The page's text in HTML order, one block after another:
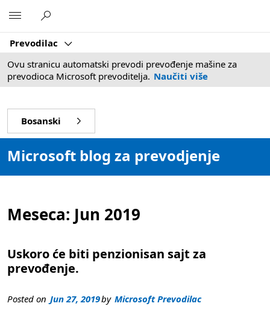
Prevodilac
Ovu stranicu automatski prevodi prevođenje mašine za
prevodioca Microsoft prevoditelja. Naučiti više
Bosanski
Microsoft blog za prevodjenje
Meseca: Jun 2019
Uskoro će biti penzionisan sajt za
prevođenje.
Posted on Jun 27, 2019by Microsoft Prevodilac